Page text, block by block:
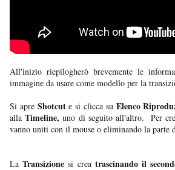
All'inizio riepilogherò brevemente le
immagine da usare come modello per la
Si apre Shotcute si clicca suElenco
allaTimeline, uno di seguito all'altro. Per
vanno uniti con il mouse o eliminando la parte
LaTransizionesi crea trascinando il